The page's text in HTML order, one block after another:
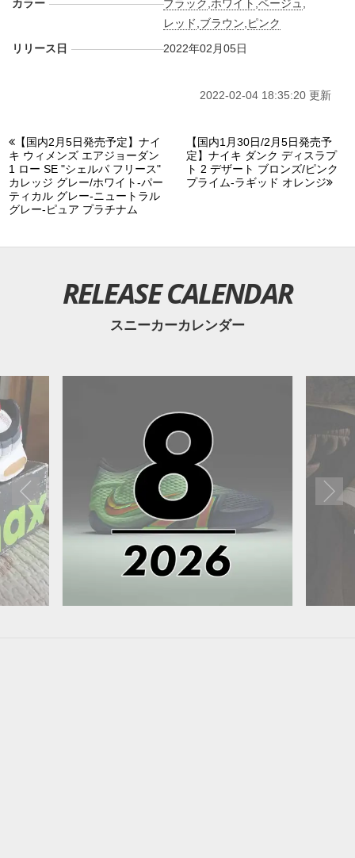
カラー ブラック ホワイト ,ベージュ
レッド ブラウン ピンク
リリース日
2022年02月05日
2022-02-04 18:35:20 更新
【国内2月5日発売予定】ナイ
キ ウィメンズ エアジョーダン
1 ロー SE "シェルパ フリース"
カレッジ グレー/ホワイト-パー
ティカル グレー-ニュートラル
グレー-ピュア プラチナム
【国内1月30日/2月5日発売予
定】ナイキ ダンク ディスラプ
ト 2 デザート ブロンズ/ピンク
プライム-ラギッド オレンジ
RELEASE CALENDAR
スニーカーカレンダー